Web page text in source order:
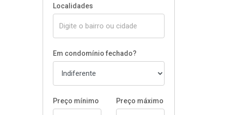
Localidades
Em condomínio fechado?
Preço mínimo Preço máximo